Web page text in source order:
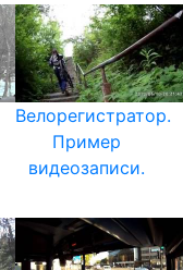
Велорегистратор.
Пример
видеозаписи.